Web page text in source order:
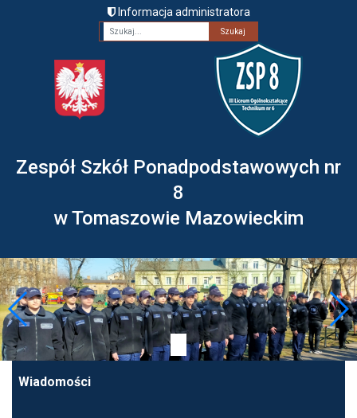
Informacja administratora
Fraza
Zespół Szkół Ponadpodstawowych nr
8
w Tomaszowie Mazowieckim
Wiadomości